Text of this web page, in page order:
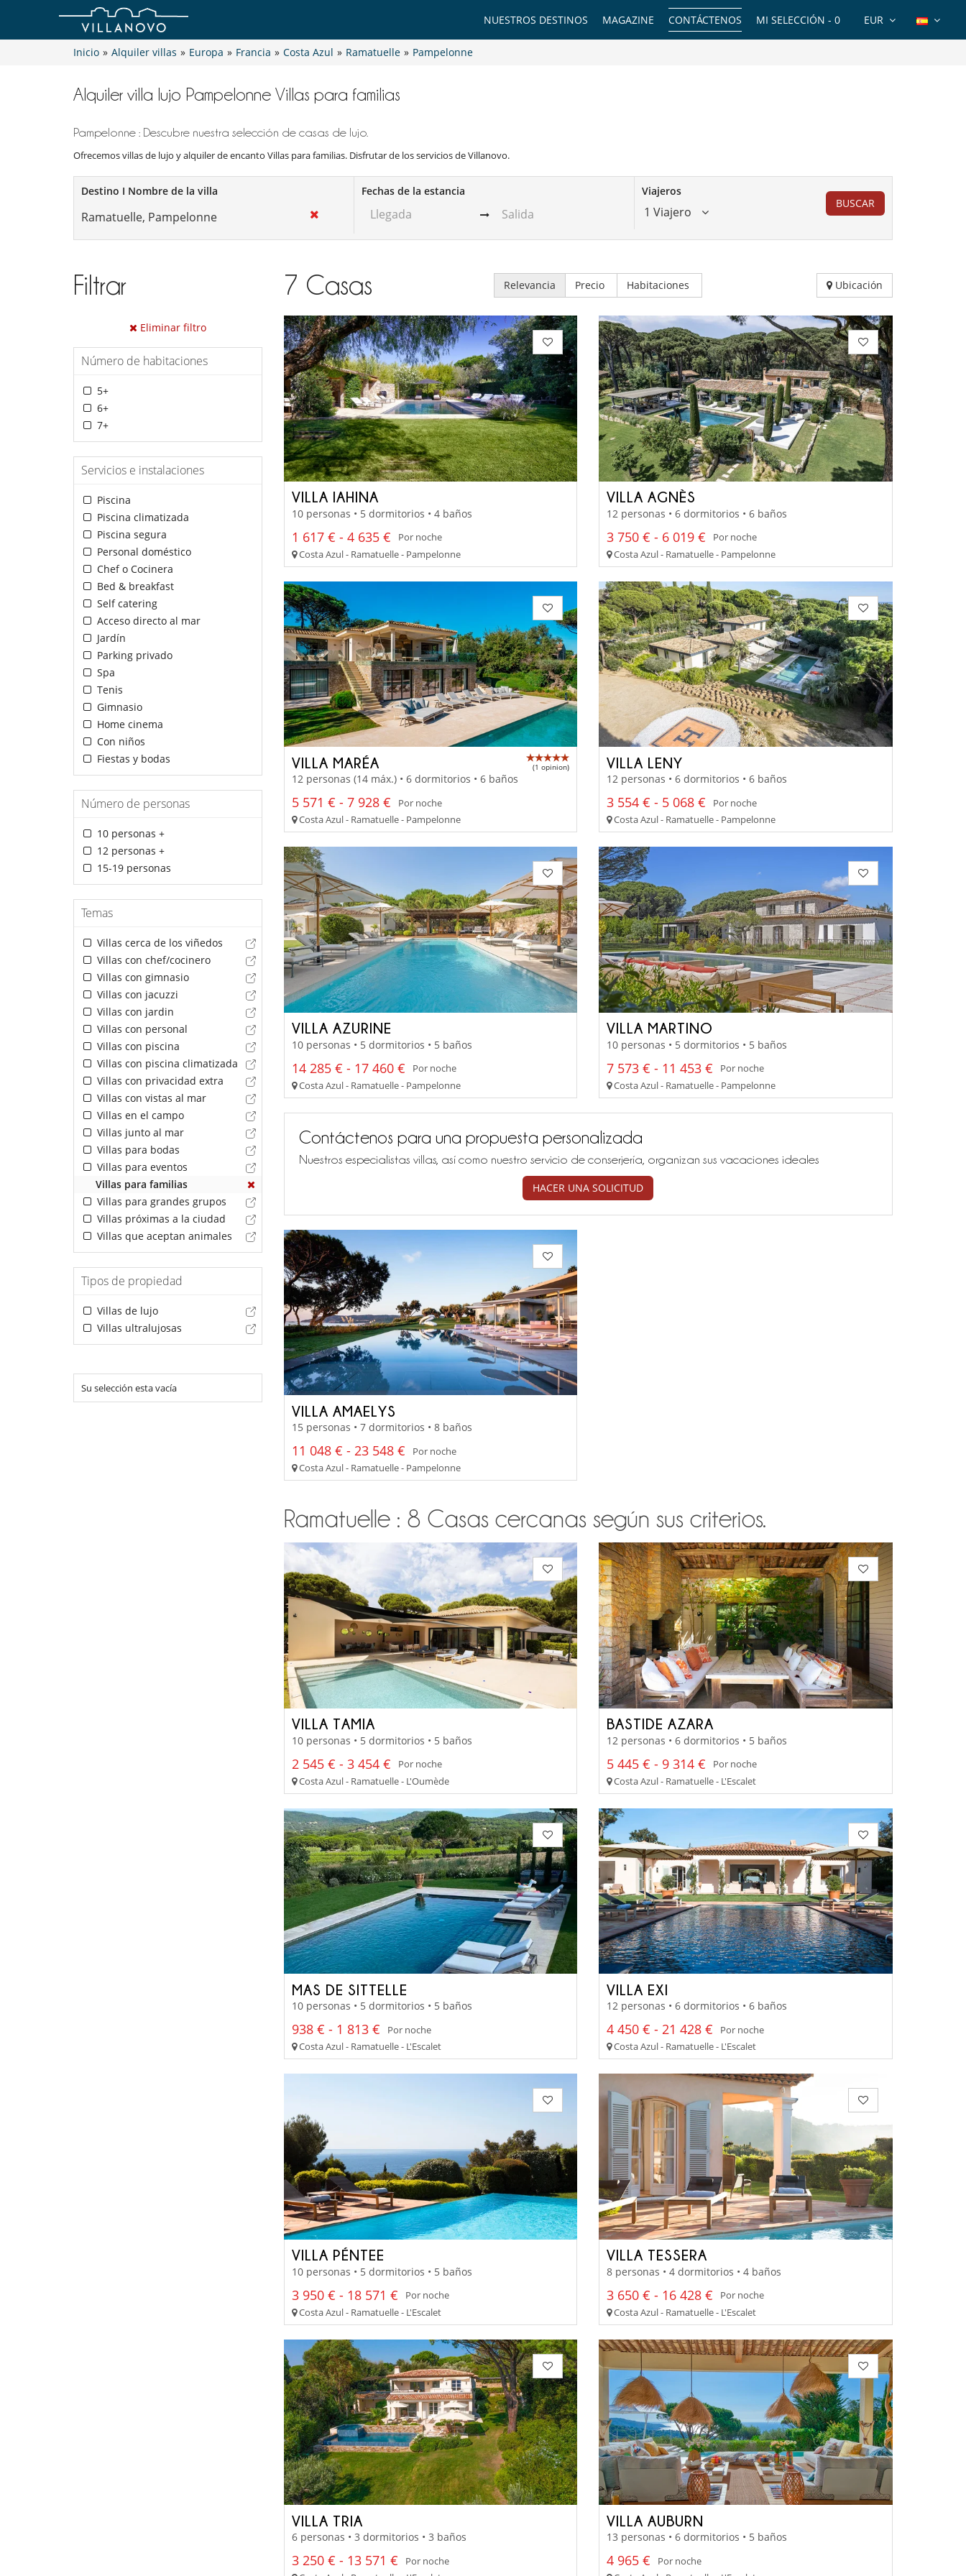
EUR
MI SELECCIÓN - 0
CONTÁCTENOS
MAGAZINE
NUESTROS DESTINOS
Inicio » Alquiler villas » Europa » Francia » Costa Azul » Ramatuelle » Pampelonne
Alquiler villa lujo Pampelonne Villas para familias
Pampelonne : Descubre nuestra selección de casas de lujo.
Ofrecemos villas de lujo y alquiler de encanto Villas para familias. Disfrutar de los servicios de Villanovo.
Destino I Nombre de la villa Fechas de la estancia Viajeros
1 Viajero
BUSCAR
Filtrar
Eliminar filtro
Número de habitaciones
5+
6+
7+
Servicios e instalaciones
Piscina
Piscina climatizada
Piscina segura
Personal doméstico
Chef o Cocinera
Bed & breakfast
Self catering
Acceso directo al mar
Jardín
Parking privado
Spa
Tenis
Gimnasio
Home cinema
Con niños
Fiestas y bodas
Número de personas
10 personas +
12 personas +
15-19 personas
Temas
Villas cerca de los viñedos
Villas con chef/cocinero
Villas con gimnasio
Villas con jacuzzi
Villas con jardin
Villas con personal
Villas con piscina
Villas con piscina climatizada
Villas con privacidad extra
Villas con vistas al mar
Villas en el campo
Villas junto al mar
Villas para bodas
Villas para eventos
Villas para familias
Villas para grandes grupos
Villas próximas a la ciudad
Villas que aceptan animales
Tipos de propiedad
Villas de lujo
Villas ultralujosas
Su selección esta vacía
7 Casas Relevancia Precio Habitaciones Ubicación
VILLA IAHINA
10 personas • 5 dormitorios • 4 baños
1 617 € - 4 635 €
Por noche
Costa Azul - Ramatuelle - Pampelonne
VILLA AGNÈS
12 personas • 6 dormitorios • 6 baños
3 750 € - 6 019 €
Por noche
Costa Azul - Ramatuelle - Pampelonne
VILLA MARÉA (1 opinion)
12 personas (14 máx.) • 6 dormitorios • 6 baños
5 571 € - 7 928 €
Por noche
Costa Azul - Ramatuelle - Pampelonne
VILLA LENY
12 personas • 6 dormitorios • 6 baños
3 554 € - 5 068 €
Por noche
Costa Azul - Ramatuelle - Pampelonne
VILLA AZURINE
10 personas • 5 dormitorios • 5 baños
14 285 € - 17 460 €
Por noche
Costa Azul - Ramatuelle - Pampelonne
VILLA MARTINO
10 personas • 5 dormitorios • 5 baños
7 573 € - 11 453 €
Por noche
Costa Azul - Ramatuelle - Pampelonne
Contáctenos para una propuesta personalizada
Nuestros especialistas villas, así como nuestro servicio de conserjería, organizan sus vacaciones ideales
HACER UNA SOLICITUD
VILLA AMAELYS
15 personas • 7 dormitorios • 8 baños
11 048 € - 23 548 €
Por noche
Costa Azul - Ramatuelle - Pampelonne
Ramatuelle : 8 Casas cercanas según sus criterios.
VILLA TAMIA
10 personas • 5 dormitorios • 5 baños
2 545 € - 3 454 €
Por noche
Costa Azul - Ramatuelle - L'Oumède
BASTIDE AZARA
12 personas • 6 dormitorios • 5 baños
5 445 € - 9 314 €
Por noche
Costa Azul - Ramatuelle - L'Escalet
MAS DE SITTELLE
10 personas • 5 dormitorios • 5 baños
938 € - 1 813 €
Por noche
Costa Azul - Ramatuelle - L'Escalet
VILLA EXI
12 personas • 6 dormitorios • 6 baños
4 450 € - 21 428 €
Por noche
Costa Azul - Ramatuelle - L'Escalet
VILLA PÉNTEE
10 personas • 5 dormitorios • 5 baños
3 950 € - 18 571 €
Por noche
Costa Azul - Ramatuelle - L'Escalet
VILLA TESSERA
8 personas • 4 dormitorios • 4 baños
3 650 € - 16 428 €
Por noche
Costa Azul - Ramatuelle - L'Escalet
VILLA TRIA
6 personas • 3 dormitorios • 3 baños
3 250 € - 13 571 €
Por noche
VILLA AUBURN
13 personas • 6 dormitorios • 5 baños
4 965 €
Por noche